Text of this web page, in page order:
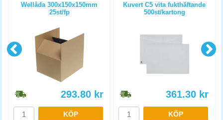
Wellåda 300x150x150mm
25st/fp
293.80 kr
KÖP
Kuvert C5 vita fukthäftande
500st/kartong
361.30 kr
KÖP